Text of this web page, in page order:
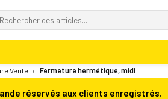
Vente › Fermeture hermétique, midi
réservés aux clients enregistrés.